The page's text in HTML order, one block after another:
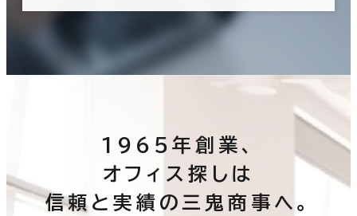
1965年創業、
オフィス探しは
信頼と実績の三鬼商事へ。